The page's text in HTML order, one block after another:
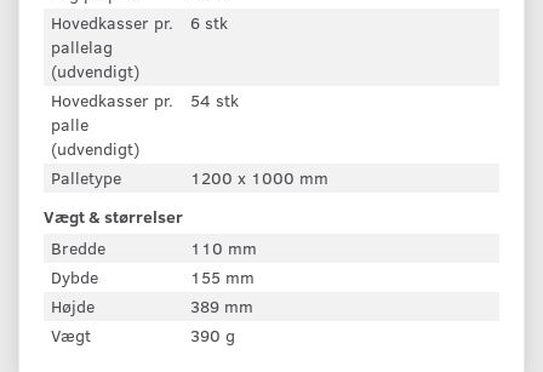
Hovedkasser pr.
pallelag
(udvendigt)
6 stk
Hovedkasser pr.
palle
(udvendigt)
54 stk
Palletype
1200 x 1000 mm
Vægt & størrelser
Bredde
110 mm
Dybde
155 mm
Højde
389 mm
Vægt
390 g